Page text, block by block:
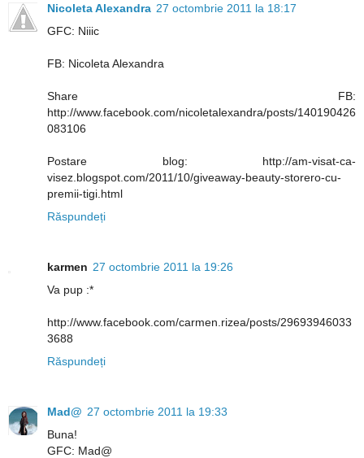
Nicoleta Alexandra 27 octombrie 2011 la 18:17
GFC: Niiic
FB: Nicoleta Alexandra
Share FB:
http://www.facebook.com/nicoletalexandra/posts/140190426
083106
Postare blog: http://am-visat-ca-
visez.blogspot.com/2011/10/giveaway-beauty-storero-cu-
premii-tigi.html
Răspundeți
karmen 27 octombrie 2011 la 19:26
Va pup :*
http://www.facebook.com/carmen.rizea/posts/29693946033
3688
Răspundeți
Mad@ 27 octombrie 2011 la 19:33
Buna!
GFC: Mad@